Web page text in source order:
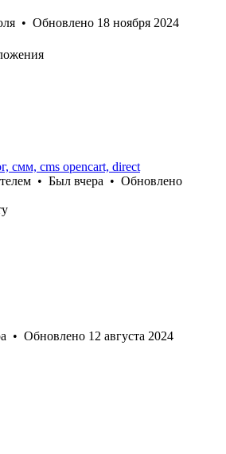
• Обновлено 18 ноября 2024
смм, cms opencart, direct
• Был вчера • Обновлено
• Обновлено 12 августа 2024